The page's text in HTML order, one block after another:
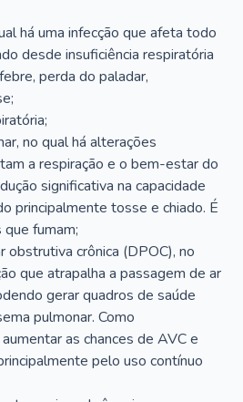
há uma infecção que afeta todo
desde insuficiência respiratória
perda do paladar,
no qual há alterações
a respiração e o bem-estar do
significativa na capacidade
principalmente tosse e chiado. É
fumam;
obstrutiva crônica (DPOC), no
que atrapalha a passagem de ar
gerar quadros de saúde
pulmonar. Como
as chances de AVC e
pelo uso contínuo